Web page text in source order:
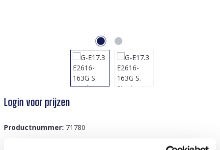
Login voor prijzen
Productnummer: 71780